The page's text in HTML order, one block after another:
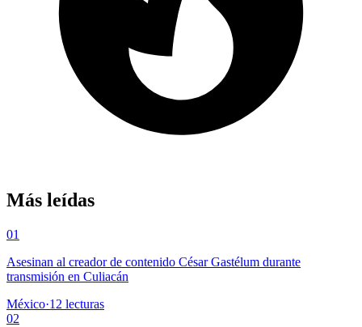
Más leídas
01
Asesinan al creador de contenido César Gastélum durante
transmisión en Culiacán
México·12 lecturas
02